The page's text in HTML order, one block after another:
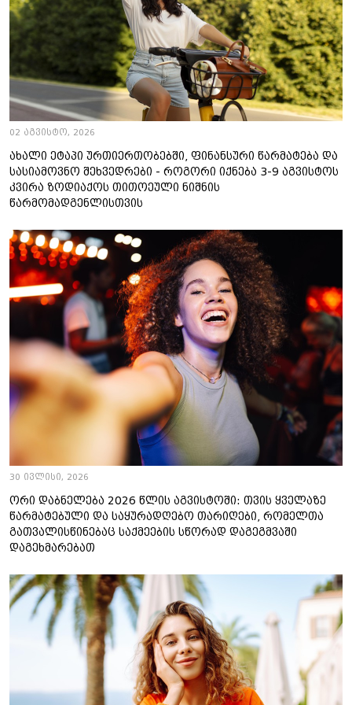
02 აგვისტო, 2026
ახალი ეტაპი ურთიერთობებში, ფინანსური წარმატება და
სასიამოვნო შეხვედრები - როგორი იქნება 3-9 აგვისტოს
კვირა ზოდიაქოს თითოეული ნიშნის
წარმომადგენლისთვის
30 ივლისი, 2026
ორი დაბნელება 2026 წლის აგვისტოში: თვის ყველაზე
წარმატებული და საყურადღებო თარიღები, რომელთა
გათვალისწინებაც საქმეების სწორად დაგეგმვაში
დაგეხმარებათ